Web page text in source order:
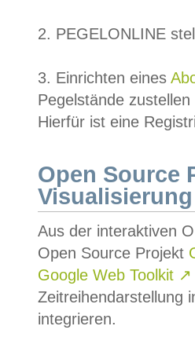
2. PEGELONLINE
3. Einrichten eines
Pegelstände
Hierfür ist eine
Open Source
Visualisierung
Aus der interaktiven
Open Source Projekt
Google Web Toolkit ↗
Zeitreihendarstellung
integrieren.